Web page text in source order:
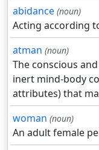
abidance (noun)
Acting according
atman (noun)
The conscious
inert mind-body
attributes) that
woman (noun)
An adult female